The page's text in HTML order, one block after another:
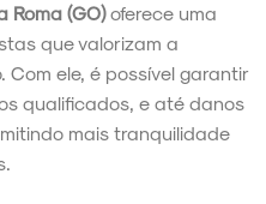
Roma (GO)oferece uma
que valorizam a
ele, é possível garantir
qualificados, e até danos
mais tranquilidade